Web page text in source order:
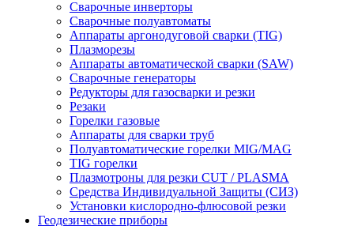
Сварочные инверторы
Сварочные полуавтоматы
Аппараты аргонодуговой сварки (TIG)
Плазморезы
Аппараты автоматической сварки (SAW)
Сварочные генераторы
Редукторы для газосварки и резки
Резаки
Горелки газовые
Аппараты для сварки труб
Полуавтоматические горелки MIG/MAG
TIG горелки
Плазмотроны для резки CUT / PLASMA
Средства Индивидуальной Защиты (СИЗ)
Установки кислородно-флюсовой резки
Геодезические приборы